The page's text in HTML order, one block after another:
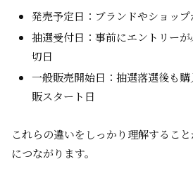
発売予定日：ブランドやショッ
抽選受付日：事前にエントリー
切日
一般販売開始日：抽選落選後も
販スタート日
これらの違いをしっかり理解するこ
につながります。